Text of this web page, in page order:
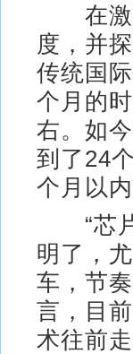
在激
度，并
传统国
个月的
右。如
到了24
个月以
“芯片
明了，
车，节
言，目
术往前